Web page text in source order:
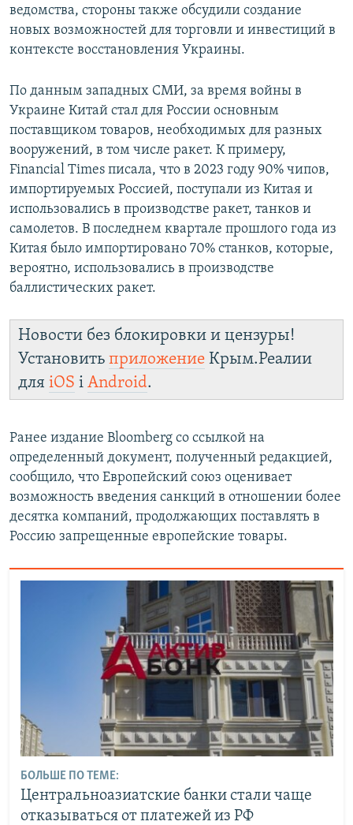
ведомства, стороны также обсудили создание
новых возможностей для торговли и инвестиций в
контексте восстановления Украины.
По данным западных СМИ, за время войны в
Украине Китай стал для России основным
поставщиком товаров, необходимых для разных
вооружений, в том числе ракет. К примеру,
Financial Times писала, что в 2023 году 90% чипов,
импортируемых Россией, поступали из Китая и
использовались в производстве ракет, танков и
самолетов. В последнем квартале прошлого года из
Китая было импортировано 70% станков, которые,
вероятно, использовались в производстве
баллистических ракет.
Новости без блокировки и цензуры!
Установить приложение Крым.Реалии
для iOS і Android.
Ранее издание Bloomberg со ссылкой на
определенный документ, полученный редакцией,
сообщило, что Европейский союз оценивает
возможность введения санкций в отношении более
десятка компаний, продолжающих поставлять в
Россию запрещенные европейские товары.
БОЛЬШЕ ПО ТЕМЕ:
Центральноазиатские банки стали чаще
отказываться от платежей из РФ